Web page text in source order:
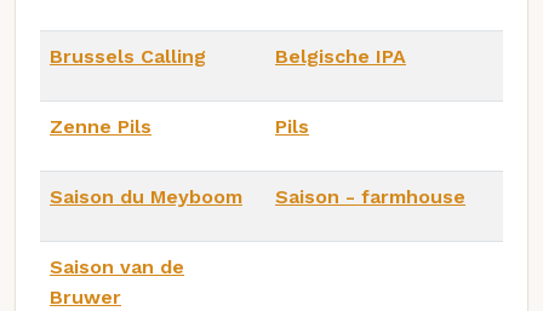
Brussels Calling Belgische IPA
Zenne Pils Pils
Saison du Meyboom Saison - farmhouse
Saison van de
Bruwer